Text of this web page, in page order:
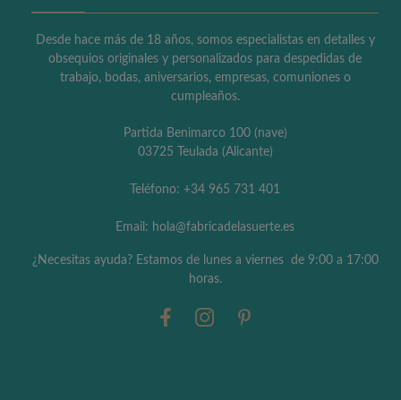
Desde hace más de 18 años, somos especialistas en detalles y
obsequios originales y personalizados para despedidas de
trabajo, bodas, aniversarios, empresas, comuniones o
cumpleaños.
Partida Benimarco 100 (nave)
03725 Teulada (Alicante)
Teléfono: +34 965 731 401
Email: hola@fabricadelasuerte.es
¿Necesitas ayuda? Estamos de lunes a viernes de 9:00 a 17:00
horas.